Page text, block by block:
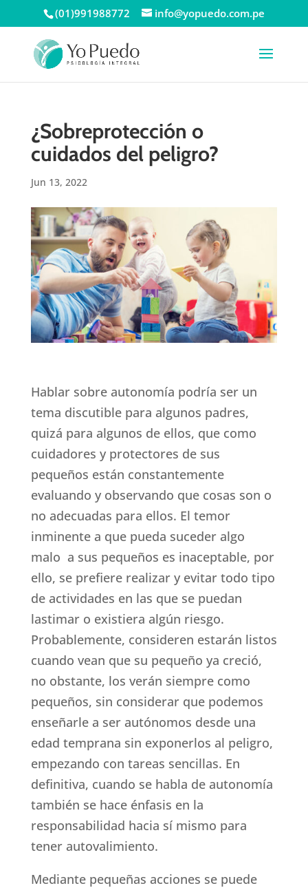
(01)991988772 info@yopuedo.com.pe
¿Sobreprotección o
cuidados del peligro?
Jun 13, 2022
Hablar sobre autonomía podría ser un
tema discutible para algunos padres,
quizá para algunos de ellos, que como
cuidadores y protectores de sus
pequeños están constantemente
evaluando y observando que cosas son o
no adecuadas para ellos. El temor
inminente a que pueda suceder algo
malo a sus pequeños es inaceptable, por
ello, se prefiere realizar y evitar todo tipo
de actividades en las que se puedan
lastimar o existiera algún riesgo.
Probablemente, consideren estarán listos
cuando vean que su pequeño ya creció,
no obstante, los verán siempre como
pequeños, sin considerar que podemos
enseñarle a ser autónomos desde una
edad temprana sin exponerlos al peligro,
empezando con tareas sencillas. En
definitiva, cuando se habla de autonomía
también se hace énfasis en la
responsabilidad hacia sí mismo para
tener autovalimiento.
Mediante pequeñas acciones se puede